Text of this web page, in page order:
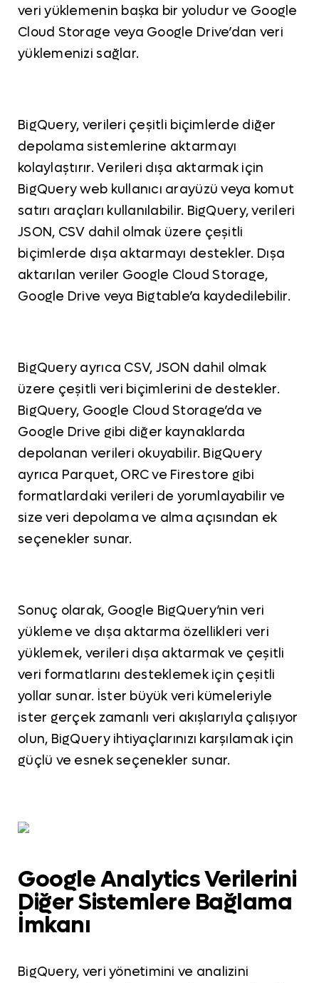
veri yüklemenin başka bir yoludur ve Google
Cloud Storage veya Google Drive’dan veri
yüklemenizi sağlar.
BigQuery, verileri çeşitli biçimlerde diğer
depolama sistemlerine aktarmayı
kolaylaştırır. Verileri dışa aktarmak için
BigQuery web kullanıcı arayüzü veya komut
satırı araçları kullanılabilir. BigQuery, verileri
JSON, CSV dahil olmak üzere çeşitli
biçimlerde dışa aktarmayı destekler. Dışa
aktarılan veriler Google Cloud Storage,
Google Drive veya Bigtable’a kaydedilebilir.
BigQuery ayrıca CSV, JSON dahil olmak
üzere çeşitli veri biçimlerini de destekler.
BigQuery, Google Cloud Storage’da ve
Google Drive gibi diğer kaynaklarda
depolanan verileri okuyabilir. BigQuery
ayrıca Parquet, ORC ve Firestore gibi
formatlardaki verileri de yorumlayabilir ve
size veri depolama ve alma açısından ek
seçenekler sunar.
Sonuç olarak, Google BigQuery’nin veri
yükleme ve dışa aktarma özellikleri veri
yüklemek, verileri dışa aktarmak ve çeşitli
veri formatlarını desteklemek için çeşitli
yollar sunar. İster büyük veri kümeleriyle
ister gerçek zamanlı veri akışlarıyla çalışıyor
olun, BigQuery ihtiyaçlarınızı karşılamak için
güçlü ve esnek seçenekler sunar.
Google Analytics Verilerini
Diğer Sistemlere Bağlama
İmkanı
BigQuery, veri yönetimini ve analizini